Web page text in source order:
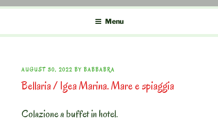
Menu
POSTED
ON
AUGUST 30, 2022 BY BABBABRA
Bellaria / Igea Marina. Mare e spiaggia
Colazione a buffet in hotel.